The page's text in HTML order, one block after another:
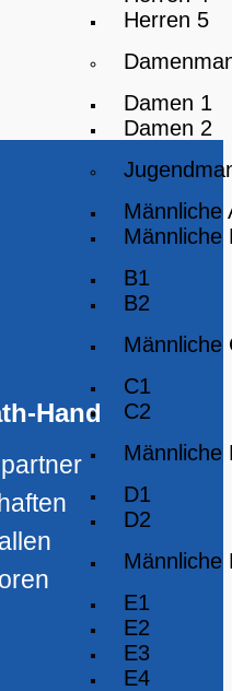
Herren 5
Damen 1
Damen 2
Männliche
Männliche
B1
B2
Männliche
C1
C2
Männliche
D1
D2
Männliche
E1
E2
E3
E4
Hand